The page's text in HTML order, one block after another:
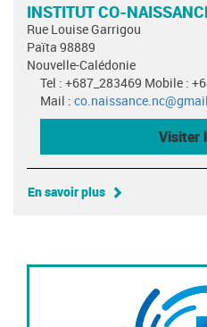
INSTITUT CO-
Rue Louise Garrigou
Païta 98889
Nouvelle-Calédonie
Tel : +687_283469 Mobile :
Mail :
Visiter
En savoir plus